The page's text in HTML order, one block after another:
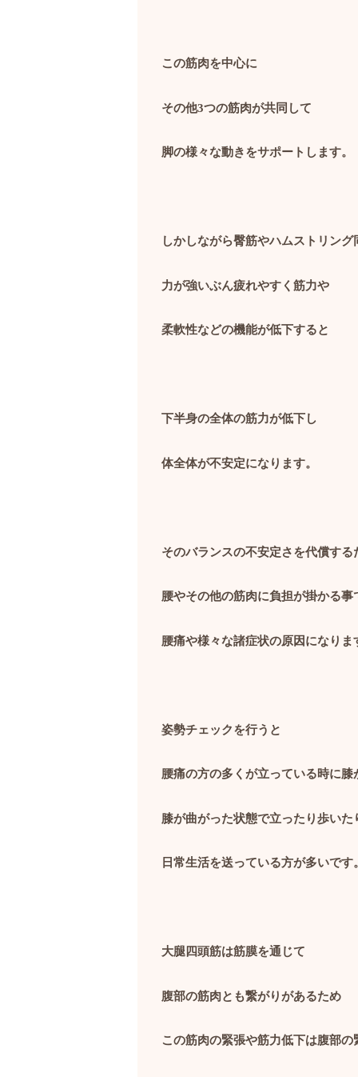
この筋肉を中心に
その他3つの筋肉が共同して
脚の様々な動きをサポートします。
しかしながら臀筋やハムストリング
力が強いぶん疲れやすく筋力や
柔軟性などの機能が低下すると
下半身の全体の筋力が低下し
体全体が不安定になります。
そのバランスの不安定さを代償する
腰やその他の筋肉に負担が掛かる事
腰痛や様々な諸症状の原因になりま
姿勢チェックを行うと
腰痛の方の多くが立っている時に膝
膝が曲がった状態で立ったり歩いた
日常生活を送っている方が多いです
大腿四頭筋は筋膜を通じて
腹部の筋肉とも繋がりがあるため
この筋肉の緊張や筋力低下は腹部の